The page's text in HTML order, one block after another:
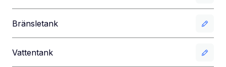
Bränsletank
Vattentank